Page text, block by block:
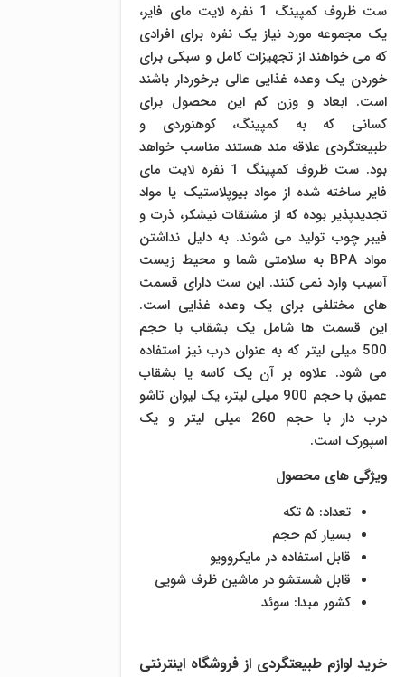
ست ظروف کمپینگ 1 نفره لایت مای فایر،
یک مجموعه مورد نیاز یک نفره برای افرادی
که می خواهند از تجهیزات کامل و سبکی برای
خوردن یک وعده غذایی عالی برخوردار باشند
است. ابعاد و وزن کم این محصول برای
کسانی که به کمپینگ، کوهنوردی و
طبیعتگردی علاقه مند هستند مناسب خواهد
بود. ست ظروف کمپینگ 1 نفره لایت مای
فایر ساخته شده از مواد بیوپلاستیک یا مواد
تجدیدپذیر بوده که از مشتقات نیشکر، ذرت و
فیبر چوب تولید می شوند. به دلیل نداشتن
مواد BPA به سلامتی شما و محیط زیست
آسیب وارد نمی کنند. این ست دارای قسمت
های مختلفی برای یک وعده غذایی است.
این قسمت ها شامل یک بشقاب با حجم
500 میلی لیتر که به عنوان درب نیز استفاده
می شود. علاوه بر آن یک کاسه یا بشقاب
عمیق با حجم 900 میلی لیتر، یک لیوان تاشو
درب دار با حجم 260 میلی لیتر و یک
اسپورک است.
ویژگی های محصول
تعداد: ۵ تکه
بسیار کم حجم
قابل استفاده در مایکروویو
قابل شستشو در ماشین ظرف شویی
کشور مبدا: سوئد
خرید لوازم طبیعتگردی از فروشگاه اینترنتی